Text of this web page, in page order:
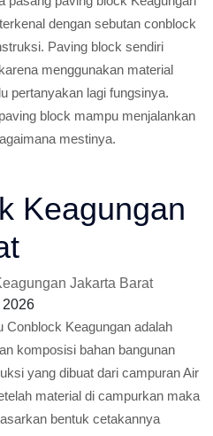
dengan sebutan conblock
Paving block sendiri
menggunakan material
pertanyakan lagi fungsinya.
block mampu menjalankan
mestinya.
Keagungan
Jakarta Barat
2026
Conblock Keagungan adalah
komposisi bahan bangunan
yang dibuat dari campuran Air
material di campurkan maka
bentuk cetakannya